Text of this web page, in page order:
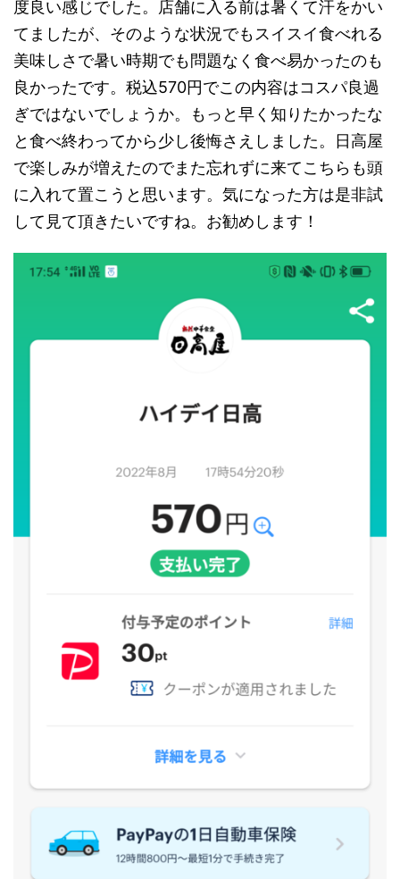
度良い感じでした。店舗に入る前は暑くて汗をかい
てましたが、そのような状況でもスイスイ食べれる
美味しさで暑い時期でも問題なく食べ易かったのも
良かったです。税込570円でこの内容はコスパ良過
ぎではないでしょうか。もっと早く知りたかったな
と食べ終わってから少し後悔さえしました。日高屋
で楽しみが増えたのでまた忘れずに来てこちらも頭
に入れて置こうと思います。気になった方は是非試
して見て頂きたいですね。お勧めします！